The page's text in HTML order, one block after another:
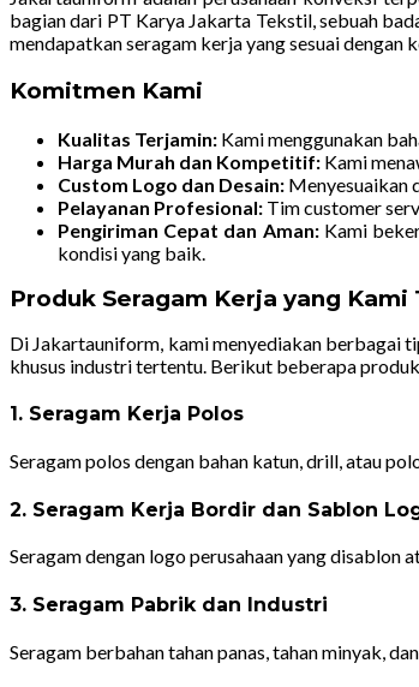
bagian dari PT Karya Jakarta Tekstil, sebuah
mendapatkan seragam kerja yang sesuai dengan
Komitmen Kami
Kualitas Terjamin: Kami menggunakan
Harga Murah dan Kompetitif: Kami
Custom Logo dan Desain: Menyesuaikan
Pelayanan Profesional: Tim customer
Pengiriman Cepat dan Aman:Kami
kondisi yang baik.
Produk Seragam Kerja yang Kami
Di Jakartauniform, kami menyediakan berbagai
khusus industri tertentu. Berikut beberapa
1. Seragam Kerja Polos
Seragam polos dengan bahan katun, drill, atau
2. Seragam Kerja Bordir dan Sablon
Seragam dengan logo perusahaan yang disablon
3. Seragam Pabrik dan Industri
Seragam berbahan tahan panas, tahan minyak,